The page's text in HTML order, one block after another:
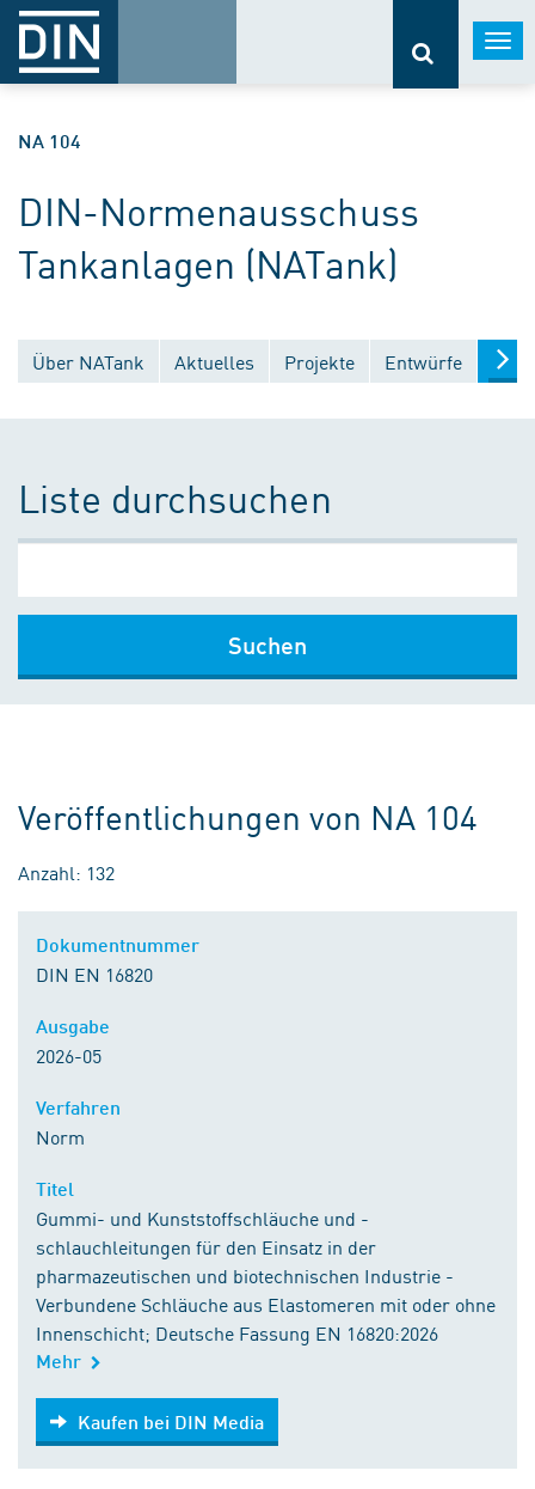
NA 104
DIN-Normenausschuss
Tankanlagen (NATank)
Über NATank Aktuelles Projekte Entwürfe
Liste durchsuchen
Suchen
Veröffentlichungen von NA 104
Anzahl: 132
DIN EN 16820
2026-05
Norm
Gummi- und Kunststoffschläuche und -
schlauchleitungen für den Einsatz in der
pharmazeutischen und biotechnischen Industrie -
Verbundene Schläuche aus Elastomeren mit oder ohne
Innenschicht; Deutsche Fassung EN 16820:2026
Mehr
Kaufen bei DIN Media
Kaufen bei DIN Media